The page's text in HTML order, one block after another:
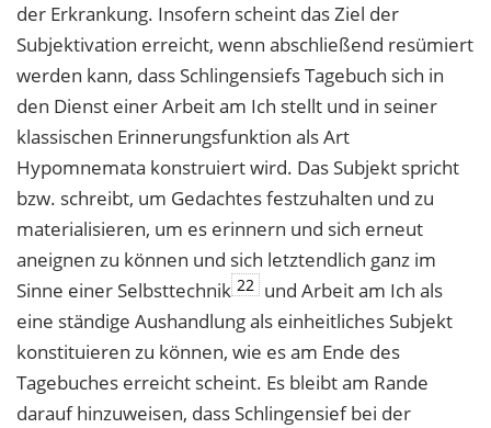
der Erkrankung. Insofern scheint das Ziel der
Subjektivation erreicht, wenn abschließend resümiert
werden kann, dass Schlingensiefs Tagebuch sich in
den Dienst einer Arbeit am Ich stellt und in seiner
klassischen Erinnerungsfunktion als Art
Hypomnemata konstruiert wird. Das Subjekt spricht
bzw. schreibt, um Gedachtes festzuhalten und zu
materialisieren, um es erinnern und sich erneut
aneignen zu können und sich letztendlich ganz im
Sinne einer Selbsttechnik 22 und Arbeit am Ich als
eine ständige Aushandlung als einheitliches Subjekt
konstituieren zu können, wie es am Ende des
Tagebuches erreicht scheint. Es bleibt am Rande
darauf hinzuweisen, dass Schlingensief bei der